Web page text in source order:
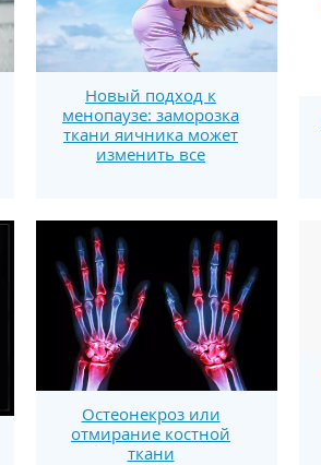
Новый подход к
менопаузе: заморозка
ткани яичника может
изменить все
Остеонекроз или
отмирание костной
ткани